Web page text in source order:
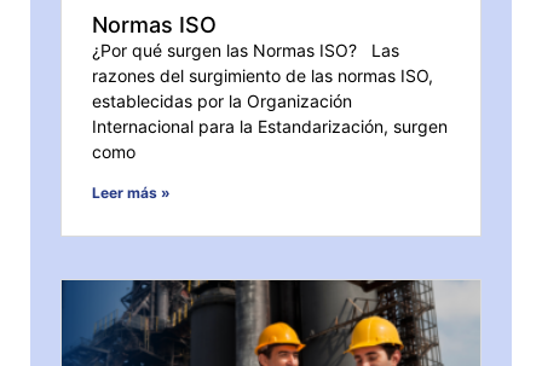
Normas ISO
¿Por qué surgen las Normas ISO? Las
razones del surgimiento de las normas ISO,
establecidas por la Organización
Internacional para la Estandarización, surgen
como
Leer más »